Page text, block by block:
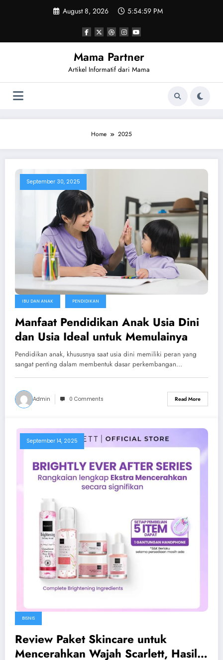
August 8, 2026 5:55:00 PM
Mama Partner
Artikel Informatif dari Mama
Home 2025
September 30, 2025
IBU DAN ANAK PENDIDIKAN
Manfaat Pendidikan Anak Usia Dini
dan Usia Ideal untuk Memulainya
Pendidikan anak, khususnya saat usia dini memiliki peran yang
sangat penting dalam membentuk dasar perkembangan…
Admin 0 Comments Read More
September 14, 2025
BISNIS
Review Paket Skincare untuk
Mencerahkan Wajah Scarlett, Hasil